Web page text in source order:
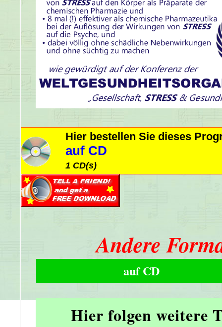
Hier bestellen Sie dieses
auf CD
1 CD(s)
Andere
auf CD
Hier folgen weitere